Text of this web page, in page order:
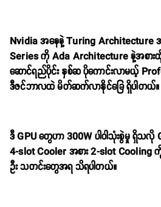
Nvidia အနေနဲ့ Turing Architecture
Series ကို Ada Architecture နဲ့အစားထိုး
ဆောင်ရည်ပိုင်း နှစ်ဆ ပိုကောင်းလာမယ့်
ဒီဇင်ဘာလထဲ မိတ်ဆက်လာနိုင်ခြေ ရှိပါတယ်။
ဒီ GPU တွေဟာ 300W ပါဝါသုံးစွဲမှု ရှိသ
4-slot Cooler အစား 2-slot
ဦး သတင်းတွေအရ သိရပါတယ်။